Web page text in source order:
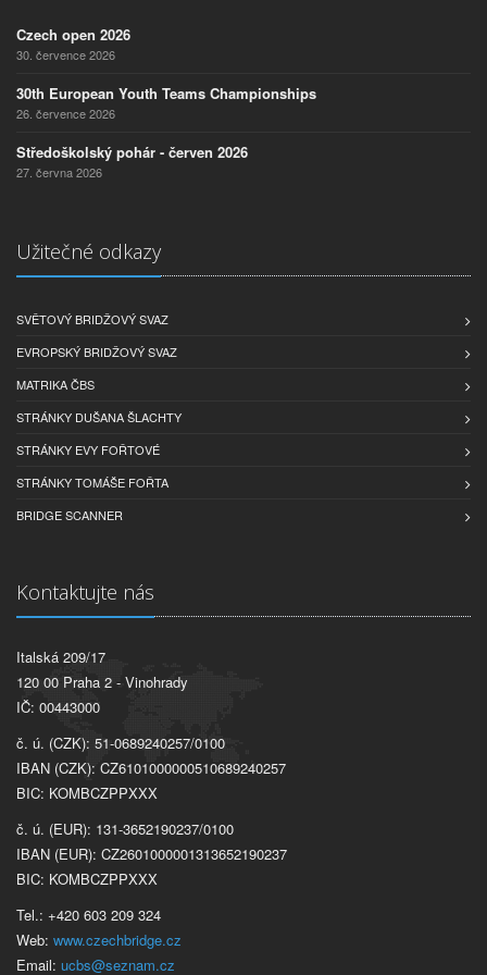
Czech open 2026
30. července 2026
30th European Youth Teams Championships
26. července 2026
Středoškolský pohár - červen 2026
27. června 2026
Užitečné odkazy
SVĚTOVÝ BRIDŽOVÝ SVAZ
EVROPSKÝ BRIDŽOVÝ SVAZ
MATRIKA ČBS
STRÁNKY DUŠANA ŠLACHTY
STRÁNKY EVY FOŘTOVÉ
STRÁNKY TOMÁŠE FOŘTA
BRIDGE SCANNER
Kontaktujte nás
Italská 209/17
120 00 Praha 2 - Vinohrady
IČ: 00443000
č. ú. (CZK): 51-0689240257/0100
IBAN (CZK): CZ6101000000510689240257
BIC: KOMBCZPPXXX
č. ú. (EUR): 131-3652190237/0100
IBAN (EUR): CZ2601000001313652190237
BIC: KOMBCZPPXXX
Tel.: +420 603 209 324
Web: www.czechbridge.cz
Email: ucbs@seznam.cz